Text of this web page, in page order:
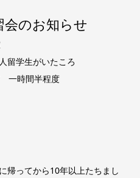
のお知らせ
留学生がいたころ
一時間半程度
帰ってから10年以上たちまし